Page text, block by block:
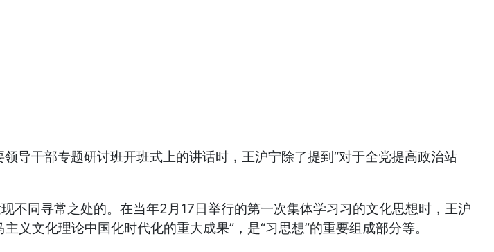
导干部专题研讨班开班式上的讲话时，王沪宁除了提到“对于全党提高政治站
同寻常之处的。在当年2月17日举行的第一次集体学习习的文化思想时，王沪
义文化理论中国化时代化的重大成果”，是“习思想”的重要组成部分等。